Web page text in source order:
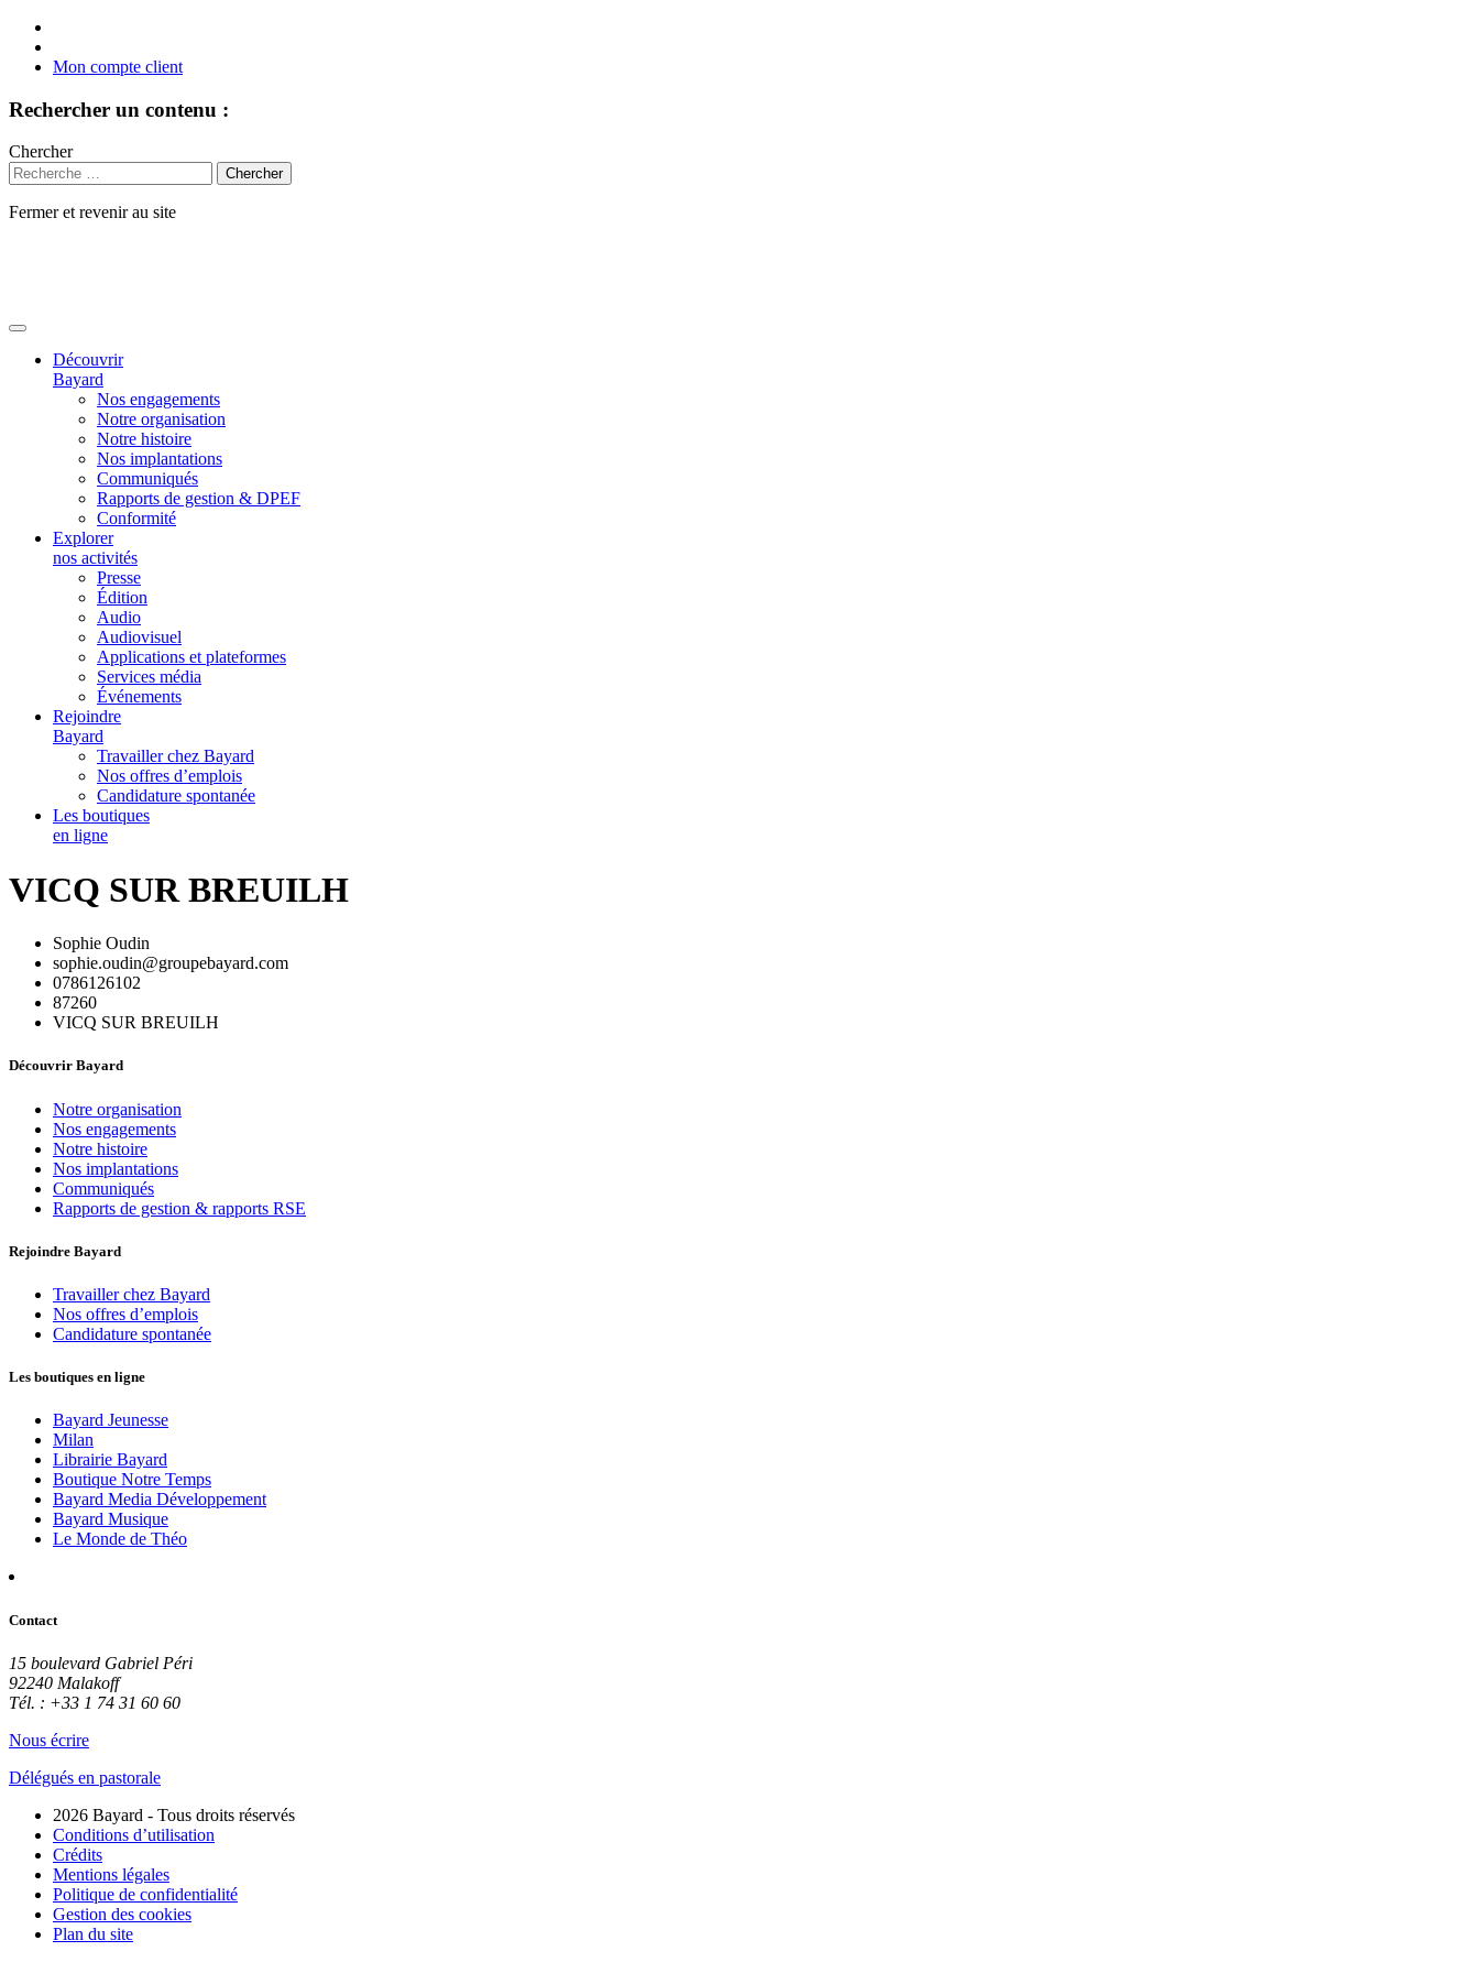
Mon compte client
Rechercher un contenu :
Chercher
Fermer et revenir au site
Découvrir
Bayard
Nos engagements
Notre organisation
Notre histoire
Nos implantations
Communiqués
Rapports de gestion & DPEF
Conformité
Explorer
nos activités
Presse
Édition
Audio
Audiovisuel
Applications et plateformes
Services média
Événements
Rejoindre
Bayard
Travailler chez Bayard
Nos offres d’emplois
Candidature spontanée
Les boutiques
en ligne
VICQ SUR BREUILH
Sophie Oudin
sophie.oudin@groupebayard.com
0786126102
87260
VICQ SUR BREUILH
Découvrir Bayard
Notre organisation
Nos engagements
Notre histoire
Nos implantations
Communiqués
Rapports de gestion & rapports RSE
Rejoindre Bayard
Travailler chez Bayard
Nos offres d’emplois
Candidature spontanée
Les boutiques en ligne
Bayard Jeunesse
Milan
Librairie Bayard
Boutique Notre Temps
Bayard Media Développement
Bayard Musique
Le Monde de Théo
Contact
15 boulevard Gabriel Péri
92240 Malakoff
Tél. : +33 1 74 31 60 60
Nous écrire
Délégués en pastorale
2026 Bayard - Tous droits réservés
Conditions d’utilisation
Crédits
Mentions légales
Politique de confidentialité
Gestion des cookies
Plan du site